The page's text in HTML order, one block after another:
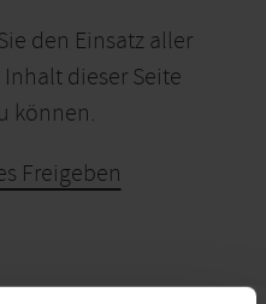
den Einsatz aller
dieser Seite
können.
Freigeben